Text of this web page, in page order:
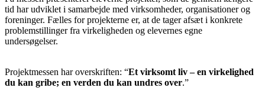
tid har udviklet i samarbejde med virksomheder, organisationer og
foreninger. Fælles for projekterne er, at de tager afsæt i konkrete
problemstillinger fra virkeligheden og elevernes egne
undersøgelser.
Projektmessen har overskriften: “Et virksomt liv – en virkelighed
du kan gribe; en verden du kan undres over.”